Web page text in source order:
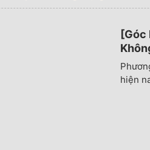
[Góc
hiện